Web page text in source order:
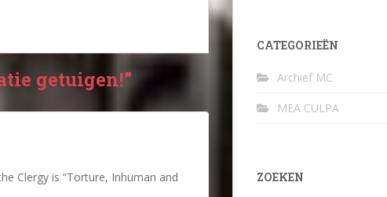
getuigen!”
Clergy is “Torture, Inhuman and
CATEGORIEËN
Archief MC
MEA CULPA
ZOEKEN